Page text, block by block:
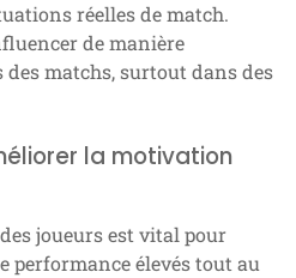
réelles de match.
de manière
matchs, surtout dans des
la motivation
joueurs est vital pour
performance élevés tout au